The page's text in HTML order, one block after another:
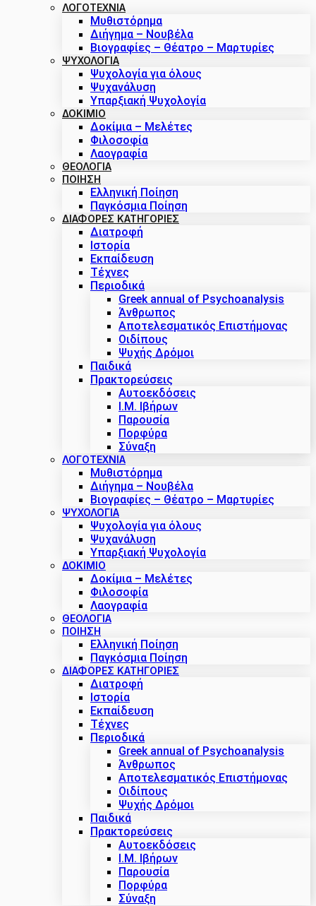
ΛΟΓΟΤΕΧΝΙΑ
Μυθιστόρημα
Διήγημα – Νουβέλα
Βιογραφίες – Θέατρο – Μαρτυρίες
ΨΥΧΟΛΟΓΙΑ
Ψυχολογία για όλους
Ψυχανάλυση
Υπαρξιακή Ψυχολογία
ΔΟΚΊΜΙΟ
Δοκίμια – Μελέτες
Φιλοσοφία
Λαογραφία
ΘΕΟΛΟΓΙΑ
ΠΟΙΗΣΗ
Ελληνική Ποίηση
Παγκόσμια Ποίηση
ΔΙΑΦΟΡΕΣ ΚΑΤΗΓΟΡΙΕΣ
Διατροφή
Ιστορία
Εκπαίδευση
Τέχνες
Περιοδικά
Greek annual of Psychoanalysis
Άνθρωπος
Αποτελεσματικός Επιστήμονας
Οιδίπους
Ψυχής Δρόμοι
Παιδικά
Πρακτoρεύσεις
Αυτοεκδόσεις
Ι.Μ. Ιβήρων
Παρουσία
Πορφύρα
Σύναξη
ΛΟΓΟΤΕΧΝΙΑ
Μυθιστόρημα
Διήγημα – Νουβέλα
Βιογραφίες – Θέατρο – Μαρτυρίες
ΨΥΧΟΛΟΓΙΑ
Ψυχολογία για όλους
Ψυχανάλυση
Υπαρξιακή Ψυχολογία
ΔΟΚΊΜΙΟ
Δοκίμια – Μελέτες
Φιλοσοφία
Λαογραφία
ΘΕΟΛΟΓΙΑ
ΠΟΙΗΣΗ
Ελληνική Ποίηση
Παγκόσμια Ποίηση
ΔΙΑΦΟΡΕΣ ΚΑΤΗΓΟΡΙΕΣ
Διατροφή
Ιστορία
Εκπαίδευση
Τέχνες
Περιοδικά
Greek annual of Psychoanalysis
Άνθρωπος
Αποτελεσματικός Επιστήμονας
Οιδίπους
Ψυχής Δρόμοι
Παιδικά
Πρακτoρεύσεις
Αυτοεκδόσεις
Ι.Μ. Ιβήρων
Παρουσία
Πορφύρα
Σύναξη